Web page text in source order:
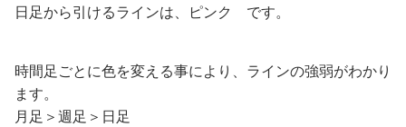
日足から引けるラインは、ピンク です。
時間足ごとに色を変える事により、ラインの強弱がわかり
ます。
月足＞週足＞日足